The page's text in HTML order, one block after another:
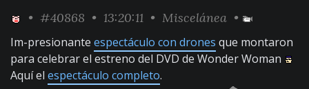
• #40868 • 13:20:11 • Miscelánea •
Im-presionante espectáculo con drones que montaron
para celebrar el estreno del DVD de Wonder Woman
Aquí el espectáculo completo.